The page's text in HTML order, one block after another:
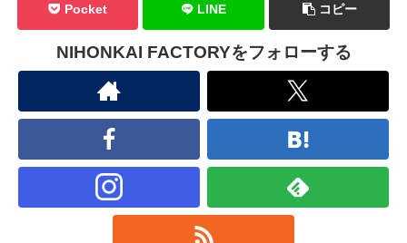
Pocket LINE コピー
NIHONKAI FACTORYをフォローする